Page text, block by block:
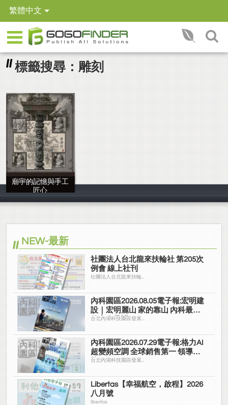
繁體中文
標籤搜尋：雕刻
廟宇的記憶與手工
匠心
顏伶恩 朱育漩
NEW-最新
社團法人台北龍來扶輪社 第205次
例會 線上社刊
社團法人台北龍來扶輪...
內科園區2026.08.05電子報:宏明建
設｜宏明麗山 家的靠山 內科最高
的安全承諾
台北內湖科技園區發展...
內科園區2026.07.29電子報:格力AI
超變頻空調 全球銷售第一 領導品
牌
台北內湖科技園區發展...
Libertas【幸福航空，啟程】2026
八月號
libertas